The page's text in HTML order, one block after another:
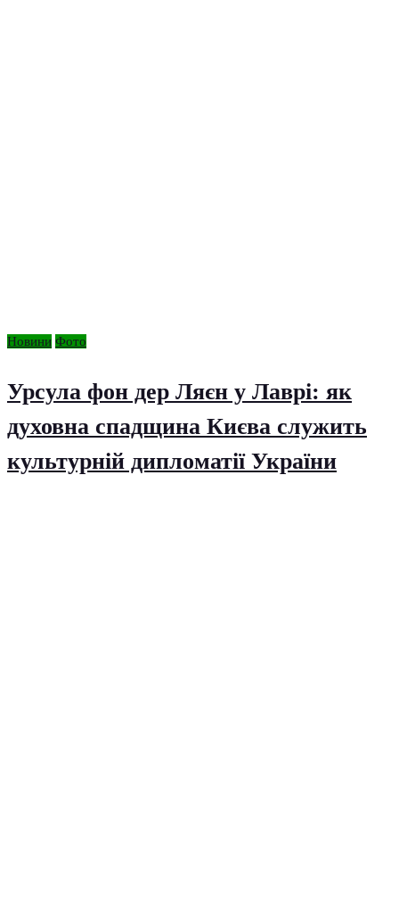
Новини Фото
Урсула фон дер Ляєн у Лаврі: як
духовна спадщина Києва служить
культурній дипломатії України